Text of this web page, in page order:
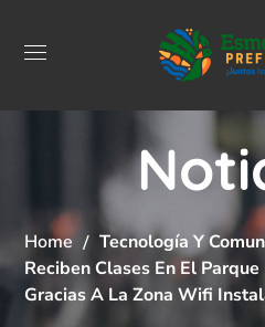
Home Tecnología Y
Reciben Clases En El
Gracias A La Zona Wifi